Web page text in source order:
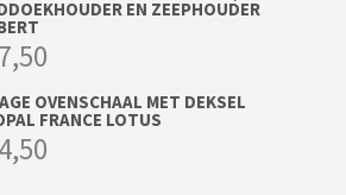
EN ZEEPHOUDER
OVENSCHAAL MET DEKSEL
FRANCE LOTUS